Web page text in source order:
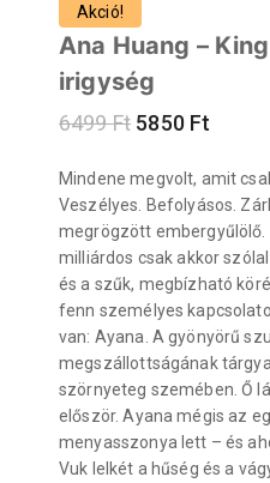
Akció!
Ana Huang –
irigység
6499Ft 5850 Ft
Mindene megvolt, amit
Veszélyes. Befolyásos.
megrögzött embergyűlölő.
milliárdos csak akkor
és a szűk, megbízható
fenn személyes
van: Ayana. A gyönyörű
megszállottságának
szörnyeteg szemében. Ő
először. Ayana mégis az
menyasszonya lett – és
Vuk lelkét a hűség és a